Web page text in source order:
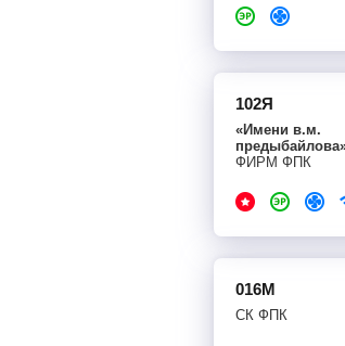
102Я
«Имени в.м.
ФИРМ ФПК
016М
СК ФПК